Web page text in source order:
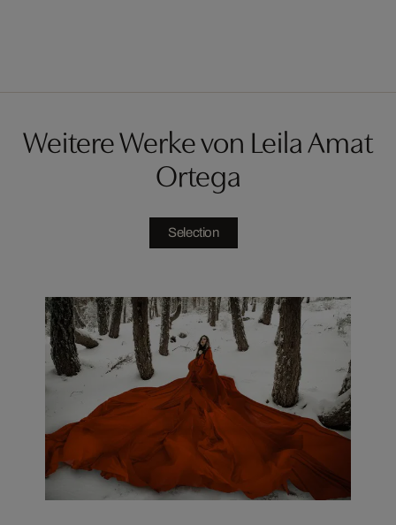
Weitere Werke von Leila Amat
Ortega
Selection